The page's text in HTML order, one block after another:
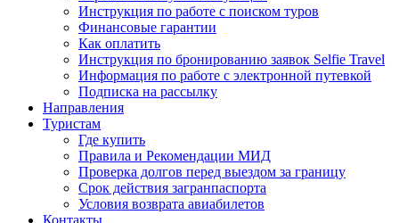
Инструкция по работе с поиском туров
Финансовые гарантии
Как оплатить
Инструкция по бронированию заявок Selfie Travel
Информация по работе с электронной путевкой
Подписка на рассылку
Направления
Туристам
Где купить
Правила и Рекомендации МИД
Проверка долгов перед выездом за границу
Срок действия загранпаспорта
Условия возврата авиабилетов
Контакты